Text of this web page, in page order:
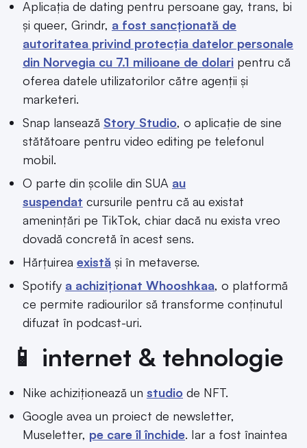
Aplicația de dating pentru persoane gay, trans, bi
și queer, Grindr, a fost sancționată de
autoritatea privind protecția datelor personale
din Norvegia cu 7.1 milioane de dolari pentru că
oferea datele utilizatorilor către agenții și
marketeri.
Snap lansează Story Studio, o aplicație de sine
stătătoare pentru video editing pe telefonul
mobil.
O parte din școlile din SUA au
suspendat cursurile pentru că au existat
amenințări pe TikTok, chiar dacă nu exista vreo
dovadă concretă în acest sens.
Hărțuirea există și în metaverse.
Spotify a achiziționat Whooshkaa, o platformă
ce permite radiourilor să transforme conținutul
difuzat în podcast-uri.
📱 internet & tehnologie
Nike achiziționează un studio de NFT.
Google avea un proiect de newsletter,
Museletter, pe care îl închide. Iar a fost înaintea